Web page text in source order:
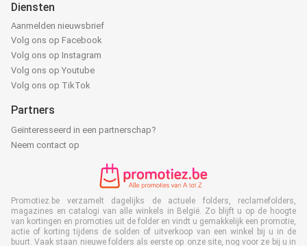
Diensten
Aanmelden nieuwsbrief
Volg ons op Facebook
Volg ons op Instagram
Volg ons op Youtube
Volg ons op TikTok
Partners
Geïnteresseerd in een partnerschap?
Neem contact op
Promotiez.be verzamelt dagelijks de actuele folders, reclamefolders,
magazines en catalogi van alle winkels in België. Zo blijft u op de hoogte
van kortingen en promoties uit de folder en vindt u gemakkelijk een promotie,
actie of korting tijdens de solden of uitverkoop van een winkel bij u in de
buurt. Vaak staan nieuwe folders als eerste op onze site, nog voor ze bij u in